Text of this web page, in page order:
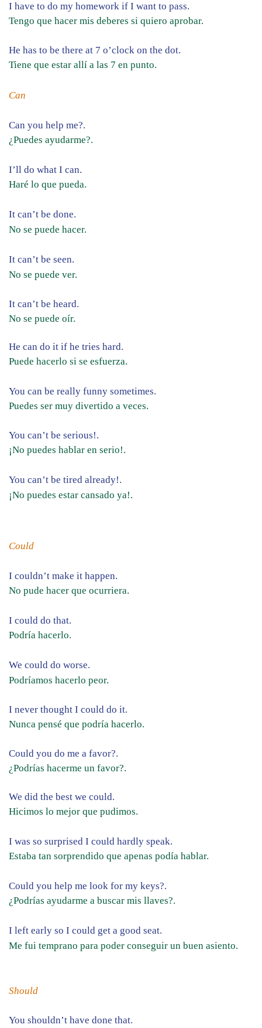
I have to do my homework if I want to pass.
Tengo que hacer mis deberes si quiero aprobar.
He has to be there at 7 o’clock on the dot.
Tiene que estar allí a las 7 en punto.
Can
Can you help me?.
¿Puedes ayudarme?.
I’ll do what I can.
Haré lo que pueda.
It can’t be done.
No se puede hacer.
It can’t be seen.
No se puede ver.
It can’t be heard.
No se puede oír.
He can do it if he tries hard.
Puede hacerlo si se esfuerza.
You can be really funny sometimes.
Puedes ser muy divertido a veces.
You can’t be serious!.
¡No puedes hablar en serio!.
You can’t be tired already!.
¡No puedes estar cansado ya!.
Could
I couldn’t make it happen.
No pude hacer que ocurriera.
I could do that.
Podría hacerlo.
We could do worse.
Podríamos hacerlo peor.
I never thought I could do it.
Nunca pensé que podría hacerlo.
Could you do me a favor?.
¿Podrías hacerme un favor?.
We did the best we could.
Hicimos lo mejor que pudimos.
I was so surprised I could hardly speak.
Estaba tan sorprendido que apenas podía hablar.
Could you help me look for my keys?.
¿Podrías ayudarme a buscar mis llaves?.
I left early so I could get a good seat.
Me fui temprano para poder conseguir un buen asiento.
Should
You shouldn’t have done that.